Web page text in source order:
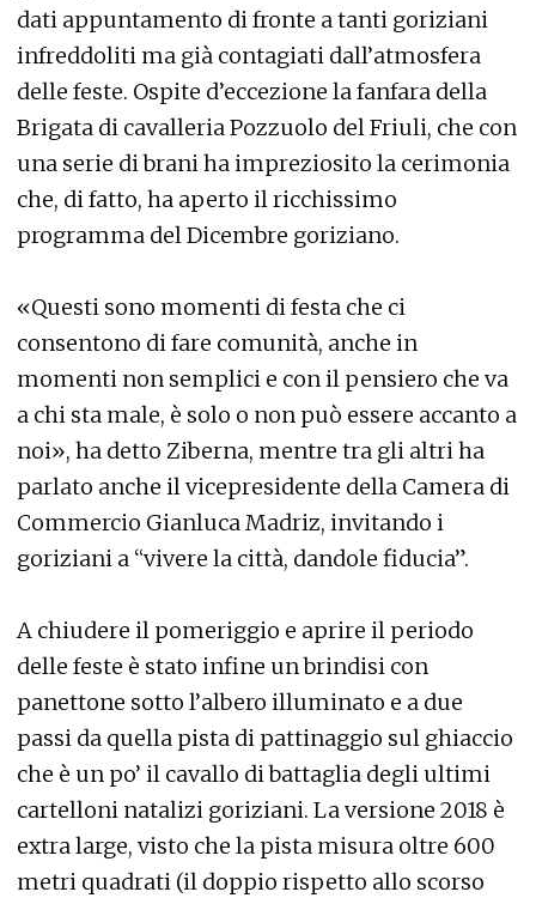
dati appuntamento di fronte a tanti goriziani
infreddoliti ma già contagiati dall’atmosfera
delle feste. Ospite d’eccezione la fanfara della
Brigata di cavalleria Pozzuolo del Friuli, che con
una serie di brani ha impreziosito la cerimonia
che, di fatto, ha aperto il ricchissimo
programma del Dicembre goriziano.
«Questi sono momenti di festa che ci
consentono di fare comunità, anche in
momenti non semplici e con il pensiero che va
a chi sta male, è solo o non può essere accanto a
noi», ha detto Ziberna, mentre tra gli altri ha
parlato anche il vicepresidente della Camera di
Commercio Gianluca Madriz, invitando i
goriziani a “vivere la città, dandole fiducia”.
A chiudere il pomeriggio e aprire il periodo
delle feste è stato infine un brindisi con
panettone sotto l’albero illuminato e a due
passi da quella pista di pattinaggio sul ghiaccio
che è un po’ il cavallo di battaglia degli ultimi
cartelloni natalizi goriziani. La versione 2018 è
extra large, visto che la pista misura oltre 600
metri quadrati (il doppio rispetto allo scorso